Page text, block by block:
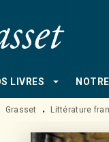
RECHERCHE
LIVRES arrow_drop_down
Grasset • Littérature